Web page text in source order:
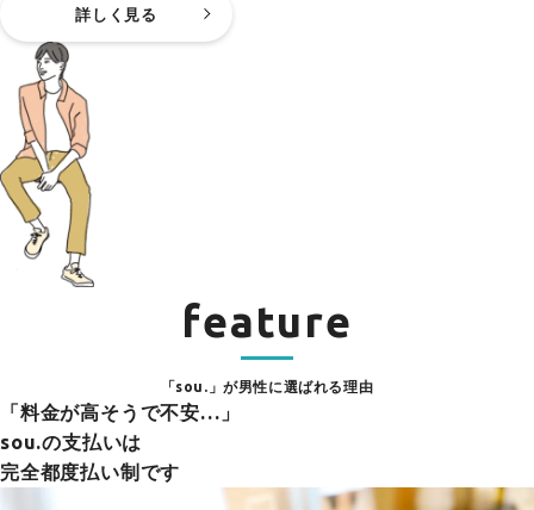
詳しく見る
feature
「sou.」が男性に選ばれる理由
「料金が高そうで不安…」
sou.の支払いは
完全都度払い制です